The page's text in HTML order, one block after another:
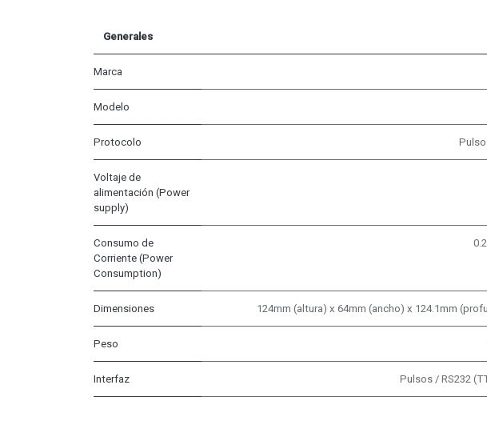
Generales
Marca
Modelo
Protocolo
Voltaje de
alimentación (Power
supply)
Consumo de
Corriente (Power
Consumption)
Dimensiones 124mm (altura) x 64mm (ancho) x 124.1mm
Peso
Interfaz Pulsos / RS232